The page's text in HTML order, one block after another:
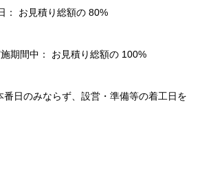
： お見積り総額の 80%
期間中： お見積り総額の 100%
日のみならず、設営・準備等の着工日を